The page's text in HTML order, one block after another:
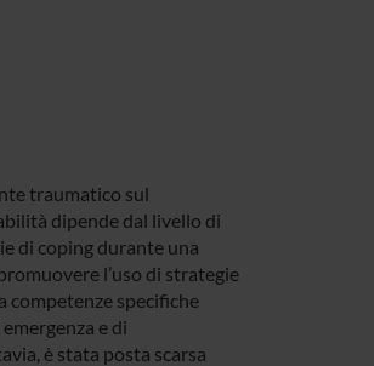
traumatico sul
dipende dal livello di
di coping durante una
l’uso di strategie
competenze specifiche
e di
è stata posta scarsa